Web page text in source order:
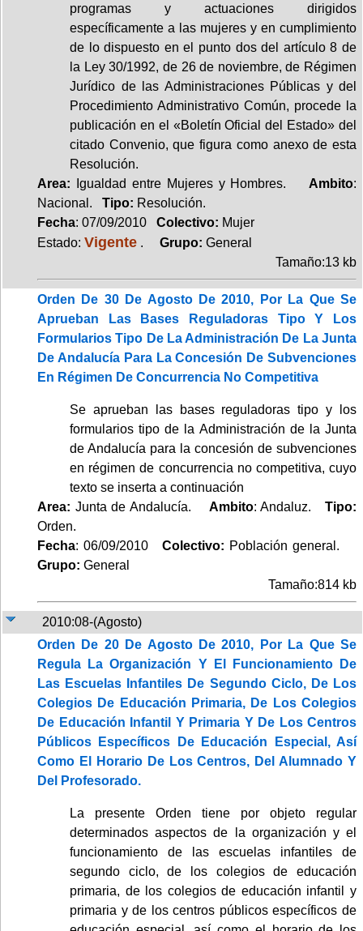
programas y actuaciones dirigidos
específicamente a las mujeres y en cumplimiento
de lo dispuesto en el punto dos del artículo 8 de
la Ley 30/1992, de 26 de noviembre, de Régimen
Jurídico de las Administraciones Públicas y del
Procedimiento Administrativo Común, procede la
publicación en el «Boletín Oficial del Estado» del
citado Convenio, que figura como anexo de esta
Resolución.
Area: Igualdad entre Mujeres y Hombres. Ambito:
Nacional. Tipo: Resolución.
Fecha: 07/09/2010 Colectivo: Mujer
Estado: Vigente . Grupo: General
Tamaño:13 kb
Orden De 30 De Agosto De 2010, Por La Que Se
Aprueban Las Bases Reguladoras Tipo Y Los
Formularios Tipo De La Administración De La Junta
De Andalucía Para La Concesión De Subvenciones
En Régimen De Concurrencia No Competitiva
Se aprueban las bases reguladoras tipo y los
formularios tipo de la Administración de la Junta
de Andalucía para la concesión de subvenciones
en régimen de concurrencia no competitiva, cuyo
texto se inserta a continuación
Area: Junta de Andalucía. Ambito: Andaluz.Tipo:
Orden.
Fecha: 06/09/2010Colectivo: Población general.
Grupo: General
Tamaño:814 kb
2010:08-(Agosto)
Orden De 20 De Agosto De 2010, Por La Que Se
Regula La Organización Y El Funcionamiento De
Las Escuelas Infantiles De Segundo Ciclo, De Los
Colegios De Educación Primaria, De Los Colegios
De Educación Infantil Y Primaria Y De Los Centros
Públicos Específicos De Educación Especial, Así
Como El Horario De Los Centros, Del Alumnado Y
Del Profesorado.
La presente Orden tiene por objeto regular
determinados aspectos de la organización y el
funcionamiento de las escuelas infantiles de
segundo ciclo, de los colegios de educación
primaria, de los colegios de educación infantil y
primaria y de los centros públicos específicos de